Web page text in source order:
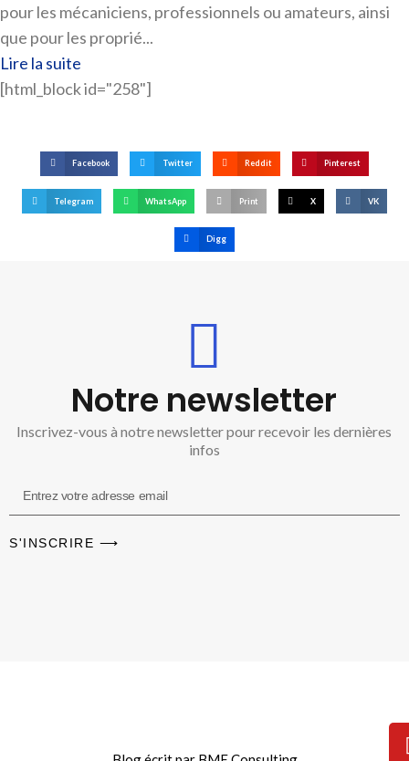
pour les mécaniciens, professionnels ou amateurs, ainsi
que pour les proprié...
Lire la suite
[html_block id="258"]
Facebook Twitter Reddit Pinterest
Telegram WhatsApp Print X VK
Digg
Notre newsletter
Inscrivez-vous à notre newsletter pour recevoir les dernières
infos
S'INSCRIRE ⟶